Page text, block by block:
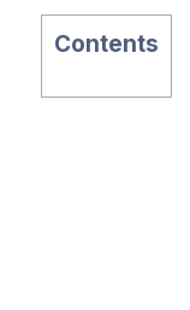
Contents